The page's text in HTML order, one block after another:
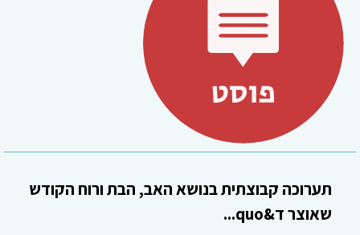
תערוכה קבוצתית בנושא האב, הבת ורוח הקודש
שאוצר ד&quo...